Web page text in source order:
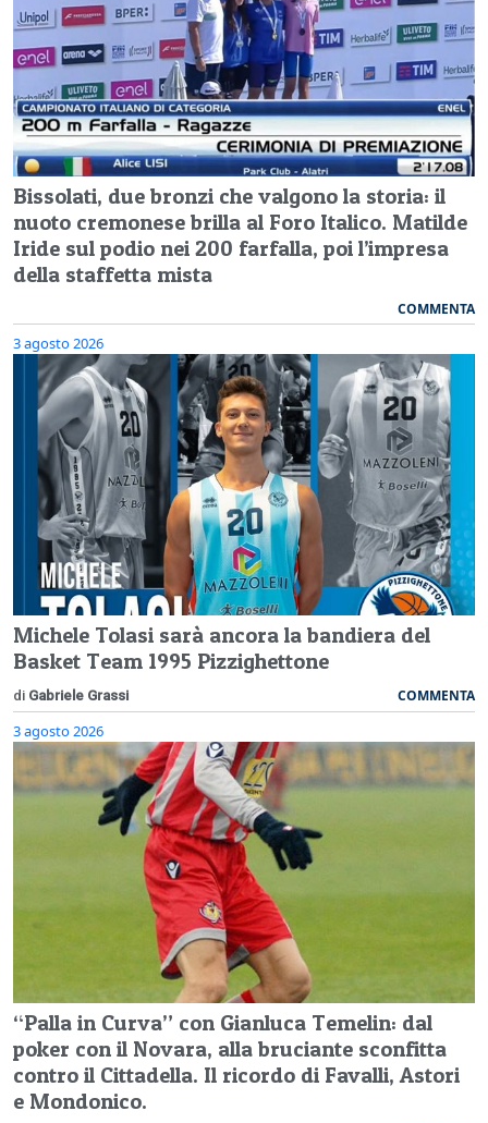
Bissolati, due bronzi che valgono la storia: il
nuoto cremonese brilla al Foro Italico. Matilde
Iride sul podio nei 200 farfalla, poi l’impresa
della staffetta mista
COMMENTA
3 agosto 2026
Michele Tolasi sarà ancora la bandiera del
Basket Team 1995 Pizzighettone
di Gabriele Grassi COMMENTA
3 agosto 2026
“Palla in Curva” con Gianluca Temelin: dal
poker con il Novara, alla bruciante sconfitta
contro il Cittadella. Il ricordo di Favalli, Astori
e Mondonico.